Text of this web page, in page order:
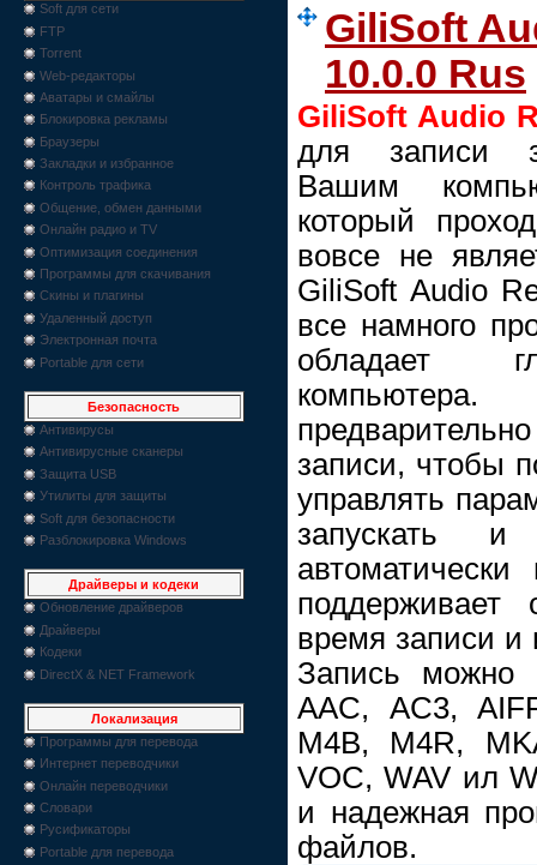
Soft для сети
FTP
Torrent
Web-редакторы
Аватары и смайлы
Блокировка рекламы
Браузеры
Закладки и избранное
Контроль трафика
Общение, обмен данными
Онлайн радио и TV
Оптимизация соединения
Программы для скачивания
Скины и плагины
Удаленный доступ
Электронная почта
Portable для сети
Безопасность
Антивирусы
Антивирусные сканеры
Защита USB
Утилиты для защиты
Soft для безопасности
Разблокировка Windows
Драйверы и кодеки
Обновление драйверов
Драйверы
Кодеки
DirectX & NET Framework
Локализация
Программы для перевода
Интернет переводчики
Онлайн переводчики
Словари
Русификаторы
Portable для перевода
GiliSoft
10.0.0 Rus
GiliSoft Audio
для записи
Вашим
который
вовсе не
GiliSoft Audio
все намного
обладает
компьютера.
записи, чтобы
управлять
запускать и
время записи и
Запись можно
AAC, AC3,
M4B, M4R,
VOC, WAV ил
и надежная
файлов.